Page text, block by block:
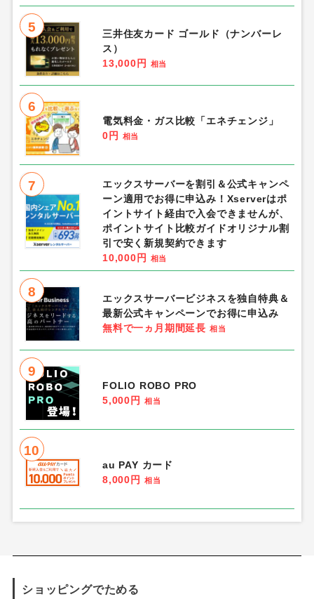
5
三井住友カード ゴールド（ナンバーレ
ス）
13,000円
相当
6
電気料金・ガス比較「エネチェンジ」
0円
相当
7
エックスサーバーを割引＆公式キャンペ
ーン適用でお得に申込み！Xserverはポ
イントサイト経由で入会できませんが、
ポイントサイト比較ガイドオリジナル割
引で安く新規契約できます
10,000円
相当
8
エックスサーバービジネスを独自特典＆
最新公式キャンペーンでお得に申込み
無料で一ヵ月期間延長 相当
9
FOLIO ROBO PRO
5,000円
相当
10
au PAY カード
8,000円
相当
ショッピングでためる